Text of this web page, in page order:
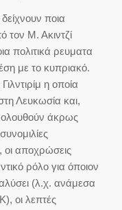
ποια
τον Μ. Ακιντζί
πολιτικά ρευματα
με το κυπριακό.
η οποία
στη Λευκωσία και,
άκρως
οι αποχρώσεις
ρόλο για όποιον
(λ.χ. ανάμεσα
οι λεπτές